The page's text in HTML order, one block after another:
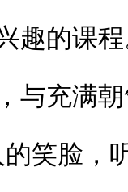
趣的课
与充满
笑脸，